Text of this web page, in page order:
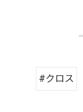
#クロス